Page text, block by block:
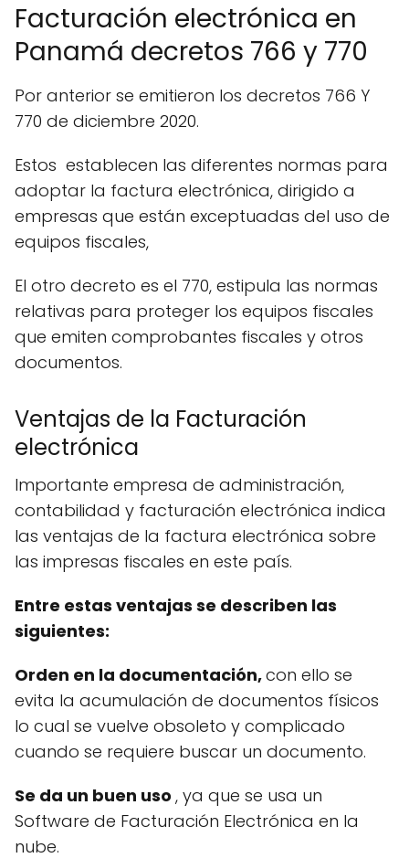
Facturación electrónica en
Panamá decretos 766 y 770
Por anterior se emitieron los decretos 766 Y
770 de diciembre 2020.
Estos establecen las diferentes normas para
adoptar la factura electrónica, dirigido a
empresas que están exceptuadas del uso de
equipos fiscales,
El otro decreto es el 770, estipula las normas
relativas para proteger los equipos fiscales
que emiten comprobantes fiscales y otros
documentos.
Ventajas de la Facturación
electrónica
Importante empresa de administración,
contabilidad y facturación electrónica indica
las ventajas de la factura electrónica sobre
las impresas fiscales en este país.
Entre estas ventajas se describen las
siguientes:
Orden en la documentación,con ello se
evita la acumulación de documentos físicos
lo cual se vuelve obsoleto y complicado
cuando se requiere buscar un documento.
Se da un buen uso , ya que se usa un
Software de Facturación Electrónica en la
nube.